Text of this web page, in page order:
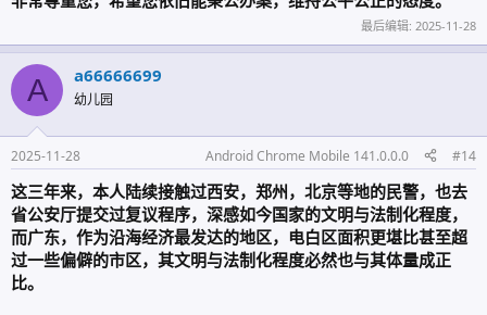
最后编辑: 2025-11-28
A a66666699
幼儿园
2025-11-28 Android Chrome Mobile 141.0.0.0 #14
这三年来，本人陆续接触过西安，郑州，北京等地的民警，也去
省公安厅提交过复议程序，深感如今国家的文明与法制化程度，
而广东，作为沿海经济最发达的地区，电白区面积更堪比甚至超
过一些偏僻的市区，其文明与法制化程度必然也与其体量成正
比。